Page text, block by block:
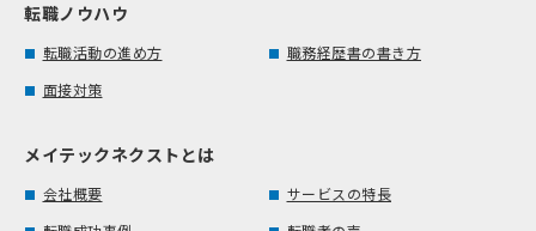
転職ノウハウ
転職活動の進め方
職務経歴書の書き方
面接対策
メイテックネクストとは
会社概要
サービスの特長